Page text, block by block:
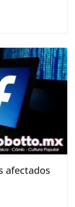
afectados